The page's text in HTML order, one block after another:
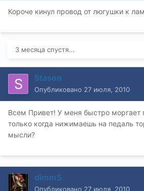
Короче кинул провод от люгушки к
3 месяца спустя...
Stason
Опубликовано 27 июля, 2010
Всем Привет! У меня быстро моргает
только когда нижимаешь на педаль
мысли?
dimm5
Опубликовано 27 июля, 2010